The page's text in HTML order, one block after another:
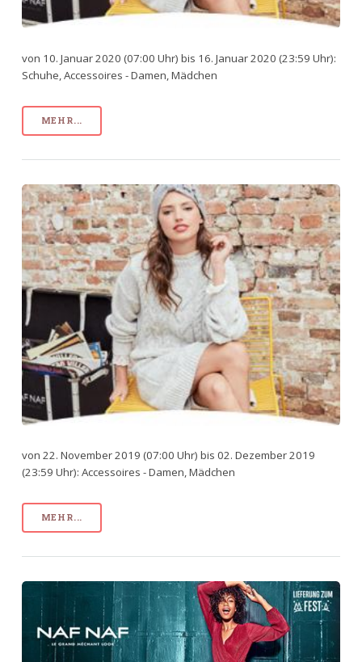
von 10. Januar 2020 (07:00 Uhr) bis 16. Januar 2020 (23:59 Uhr):
Schuhe, Accessoires - Damen, Mädchen
MEHR...
von 22. November 2019 (07:00 Uhr) bis 02. Dezember 2019
(23:59 Uhr): Accessoires - Damen, Mädchen
MEHR...